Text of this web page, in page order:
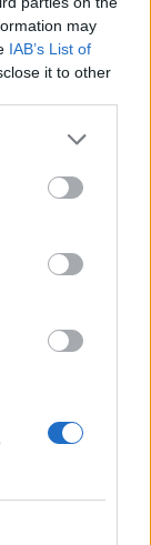
may
IAB’s List of
it to other